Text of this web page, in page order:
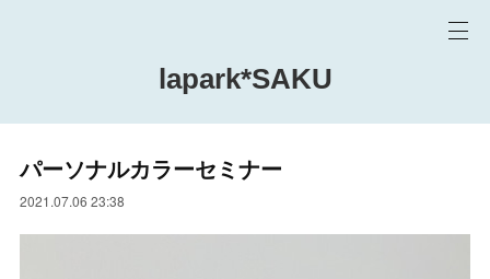
lapark*SAKU
パーソナルカラーセミナー
2021.07.06 23:38